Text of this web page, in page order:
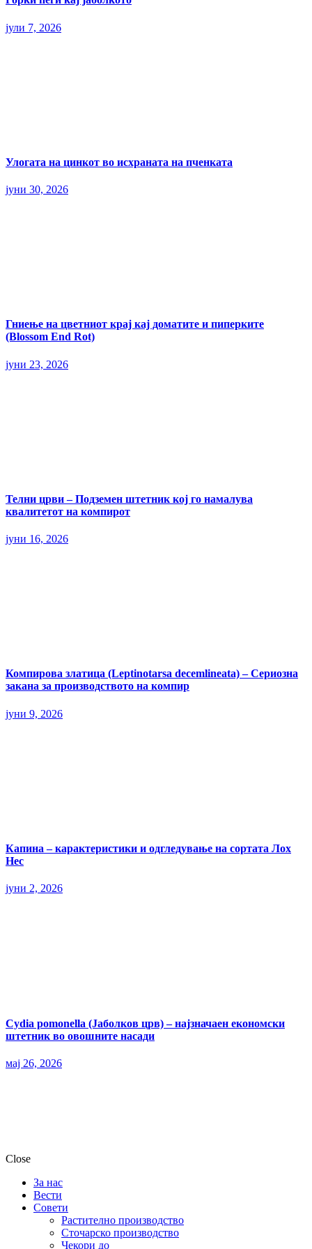
јули 7, 2026
Улогата на цинкот во исхраната на пченката
јуни 30, 2026
Гниење на цветниот крај кај доматите и пиперките
(Blossom End Rot)
јуни 23, 2026
Телни црви – Подземен штетник кој го намалува
квалитетот на компирот
јуни 16, 2026
Компирова златица (Leptinotarsa decemlineata) – Сериозна
закана за производството на компир
јуни 9, 2026
Капина – карактеристики и одгледување на сортата Лох
Нес
јуни 2, 2026
Cydia pomonella (Јаболков црв) – најзначаен економски
штетник во овошните насади
мај 26, 2026
Close
За нас
Вести
Совети
Растително производство
Сточарско производство
Чекори до